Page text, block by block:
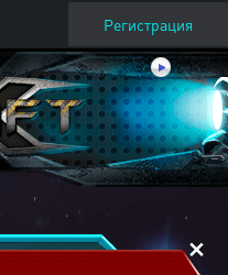
Регистрация